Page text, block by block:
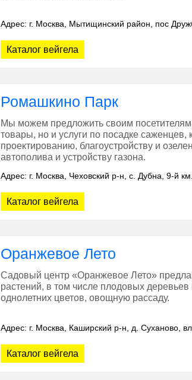
Адрес: г. Москва, Мытищинский район, пос
Каталог вейгела
Ромашкино Парк
Мы можем предложить своим
товары, но и услуги по посадке
проектированию, благоустройству и
автополива и устройству газона.
Адрес: г. Москва, Чеховский р-н, c. Дубна, 9-й
Каталог вейгела
Оранжевое Лето
Садовый центр «Оранжевое Лето»
растений, в том числе плодовых
однолетних цветов, овощную рассаду.
Адрес: г. Москва, Каширский р-н, д. Суханово,
Каталог вейгела